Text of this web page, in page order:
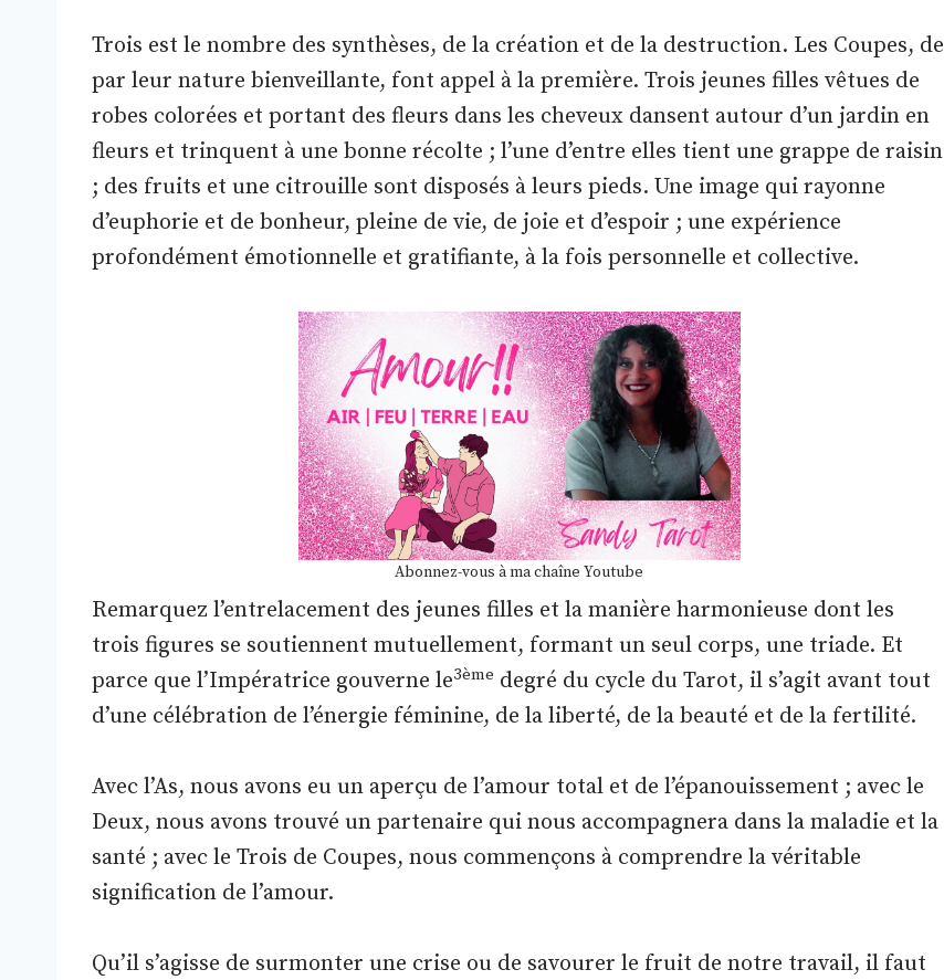
Trois est le nombre des synthèses, de la création et de la destruction. Les Coupes, de
par leur nature bienveillante, font appel à la première. Trois jeunes filles vêtues de
robes colorées et portant des fleurs dans les cheveux dansent autour d’un jardin en
fleurs et trinquent à une bonne récolte ; l’une d’entre elles tient une grappe de raisin
; des fruits et une citrouille sont disposés à leurs pieds. Une image qui rayonne
d’euphorie et de bonheur, pleine de vie, de joie et d’espoir ; une expérience
profondément émotionnelle et gratifiante, à la fois personnelle et collective.
Abonnez-vous à ma chaîne Youtube
Remarquez l’entrelacement des jeunes filles et la manière harmonieuse dont les
trois figures se soutiennent mutuellement, formant un seul corps, une triade. Et
parce que l’Impératrice gouverne le3ème degré du cycle du Tarot, il s’agit avant tout
d’une célébration de l’énergie féminine, de la liberté, de la beauté et de la fertilité.
Avec l’As, nous avons eu un aperçu de l’amour total et de l’épanouissement ; avec le
Deux, nous avons trouvé un partenaire qui nous accompagnera dans la maladie et la
santé ; avec le Trois de Coupes, nous commençons à comprendre la véritable
signification de l’amour.
Qu’il s’agisse de surmonter une crise ou de savourer le fruit de notre travail, il faut